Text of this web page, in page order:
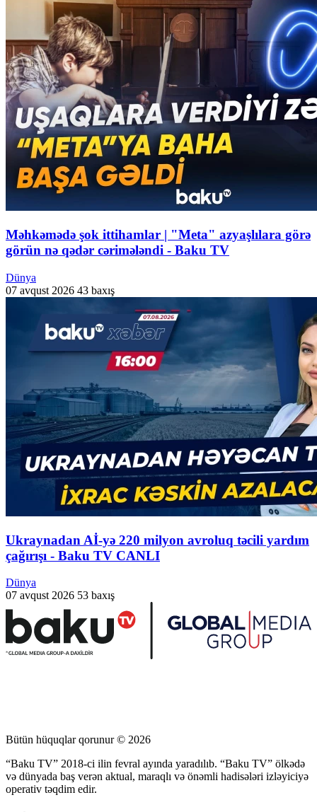
Məhkəmədə şok ittihamlar | "Meta" azyaşlılara görə
görün nə qədər cərimələndi - Baku TV
Dünya
07 avqust 2026 43 baxış
Ukraynadan Aİ-yə 220 milyon avroluq təcili yardım
çağırışı - Baku TV CANLI
Dünya
07 avqust 2026 53 baxış
Bütün hüquqlar qorunur © 2026
“Baku TV” 2018-ci ilin fevral ayında yaradılıb. “Baku TV” ölkədə
və dünyada baş verən aktual, maraqlı və önəmli hadisələri izləyiciyə
operativ təqdim edir.